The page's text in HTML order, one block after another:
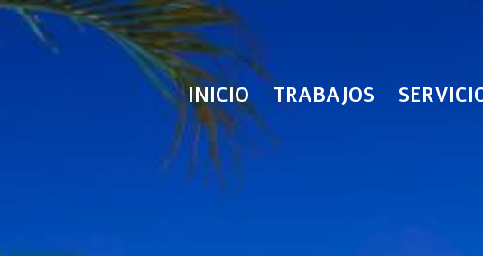
INICIO TRABAJOS